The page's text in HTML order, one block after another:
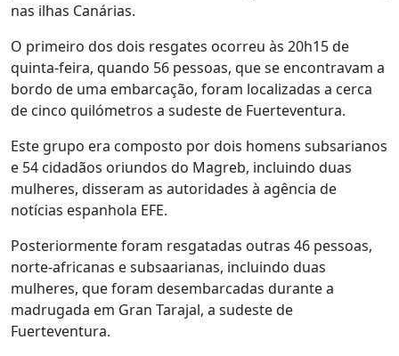
nas ilhas Canárias.
O primeiro dos dois resgates ocorreu às 20h15 de
quinta-feira, quando 56 pessoas, que se encontravam a
bordo de uma embarcação, foram localizadas a cerca
de cinco quilómetros a sudeste de Fuerteventura.
Este grupo era composto por dois homens subsarianos
e 54 cidadãos oriundos do Magreb, incluindo duas
mulheres, disseram as autoridades à agência de
notícias espanhola EFE.
Posteriormente foram resgatadas outras 46 pessoas,
norte-africanas e subsaarianas, incluindo duas
mulheres, que foram desembarcadas durante a
madrugada em Gran Tarajal, a sudeste de
Fuerteventura.